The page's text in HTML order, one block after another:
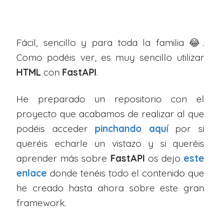
Fácil, sencillo y para toda la familia 😂.
Como podéis ver, es muy sencillo utilizar
HTML con FastAPI.
He preparado un repositorio con el
proyecto que acabamos de realizar al que
podéis acceder pinchando aquípor si
queréis echarle un vistazo y si queréis
aprender más sobre FastAPI os dejo este
enlace donde tenéis todo el contenido que
he creado hasta ahora sobre este gran
framework.